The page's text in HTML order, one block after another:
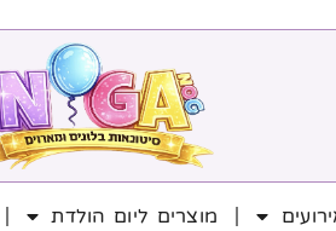
מוצרים ליום הולדת